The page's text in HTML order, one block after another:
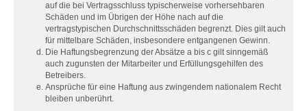
auf die bei Vertragsschluss typischerweise vorhersehbaren
Schäden und im Übrigen der Höhe nach auf die
vertragstypischen Durchschnittsschäden begrenzt. Dies gilt auch
für mittelbare Schäden, insbesondere entgangenen Gewinn.
Die Haftungsbegrenzung der Absätze a bis c gilt sinngemäß
auch zugunsten der Mitarbeiter und Erfüllungsgehilfen des
Betreibers.
Ansprüche für eine Haftung aus zwingendem nationalem Recht
bleiben unberührt.